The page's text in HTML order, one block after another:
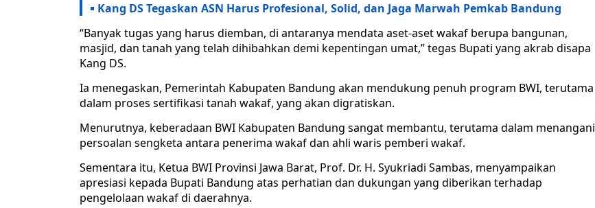
Kang DS Tegaskan ASN Harus Profesional, Solid, dan Jaga Marwah Pemkab Bandung
“Banyak tugas yang harus diemban, di antaranya mendata aset-aset wakaf berupa bangunan,
masjid, dan tanah yang telah dihibahkan demi kepentingan umat,” tegas Bupati yang akrab disapa
Kang DS.
Ia menegaskan, Pemerintah Kabupaten Bandung akan mendukung penuh program BWI, terutama
dalam proses sertifikasi tanah wakaf, yang akan digratiskan.
Menurutnya, keberadaan BWI Kabupaten Bandung sangat membantu, terutama dalam menangani
persoalan sengketa antara penerima wakaf dan ahli waris pemberi wakaf.
Sementara itu, Ketua BWI Provinsi Jawa Barat, Prof. Dr. H. Syukriadi Sambas, menyampaikan
apresiasi kepada Bupati Bandung atas perhatian dan dukungan yang diberikan terhadap
pengelolaan wakaf di daerahnya.